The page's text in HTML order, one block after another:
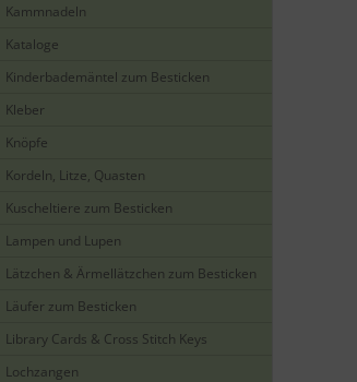
Kammnadeln
Kataloge
Kinderbademäntel zum Besticken
Kleber
Knöpfe
Kordeln, Litze, Quasten
Kuscheltiere zum Besticken
Lampen und Lupen
Lätzchen & Ärmellätzchen zum Besticken
Läufer zum Besticken
Library Cards & Cross Stitch Keys
Lochzangen